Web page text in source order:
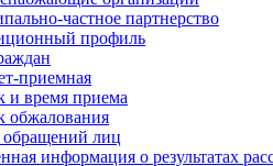
частное партнерство
профиль
приемная
и время приема
обжалования
лиц
информация о результатах